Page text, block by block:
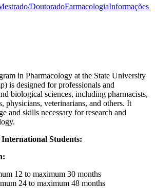
DoutoradoFarmacologiaInformações
in Pharmacology at the State University
is designed for professionals and
biological sciences, including pharmacists,
physicians, veterinarians, and others. It
and skills necessary for research and
Students:
12 to maximum 30 months
24 to maximum 48 months